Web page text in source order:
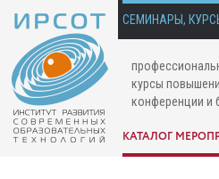
СЕМИНАРЫ,
курсы
конференции и
КАТАЛОГ